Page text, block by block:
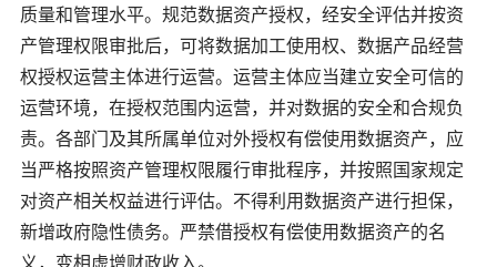
质量和管理水平。规范数据资产授权，经安全评估并按资
产管理权限审批后，可将数据加工使用权、数据产品经营
权授权运营主体进行运营。运营主体应当建立安全可信的
运营环境，在授权范围内运营，并对数据的安全和合规负
责。各部门及其所属单位对外授权有偿使用数据资产，应
当严格按照资产管理权限履行审批程序，并按照国家规定
对资产相关权益进行评估。不得利用数据资产进行担保，
新增政府隐性债务。严禁借授权有偿使用数据资产的名
义，变相虚增财政收入。